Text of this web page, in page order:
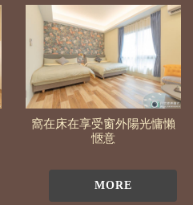
窩在床在享受窗外陽光慵懶
愜意
MORE